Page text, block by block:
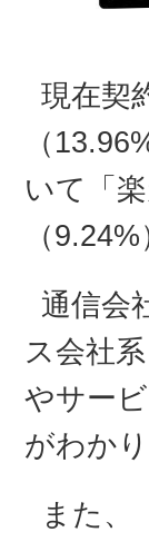
現在契
（
いて「
（
通信会
ス会社
やサー
がわかり
また、